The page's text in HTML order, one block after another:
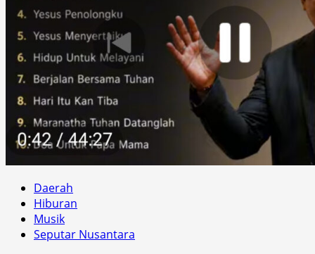
Daerah
Hiburan
Musik
Seputar Nusantara